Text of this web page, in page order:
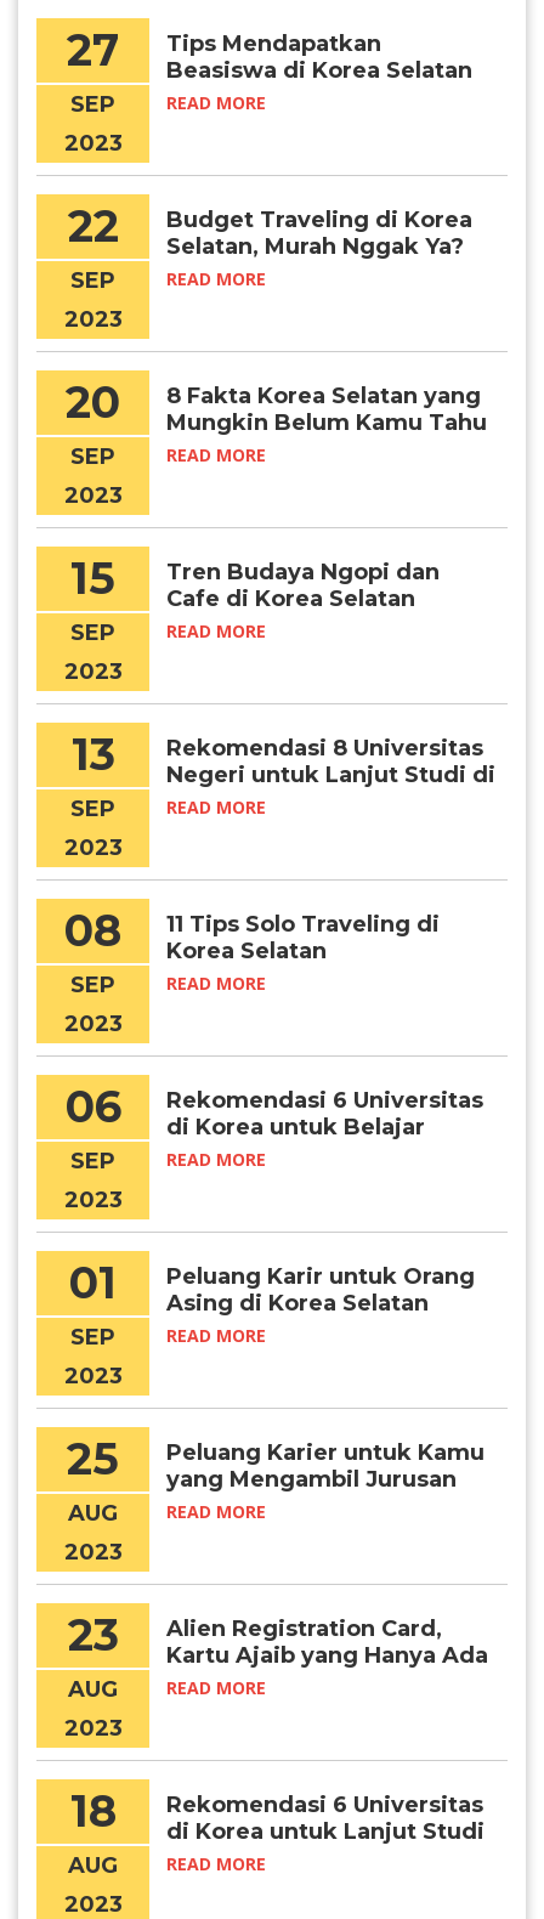
27
SEP
2023
Tips Mendapatkan
Beasiswa di Korea Selatan
Tahun 2024
READ MORE
22
SEP
2023
Budget Traveling di Korea
Selatan, Murah Nggak Ya?
READ MORE
20
SEP
2023
8 Fakta Korea Selatan yang
Mungkin Belum Kamu Tahu
READ MORE
15
SEP
2023
Tren Budaya Ngopi dan
Cafe di Korea Selatan
READ MORE
13
SEP
2023
Rekomendasi 8 Universitas
Negeri untuk Lanjut Studi di
Korea Selatan
READ MORE
08
SEP
2023
11 Tips Solo Traveling di
Korea Selatan
READ MORE
06
SEP
2023
Rekomendasi 6 Universitas
di Korea untuk Belajar
Matematika
READ MORE
01
SEP
2023
Peluang Karir untuk Orang
Asing di Korea Selatan
READ MORE
25
AUG
2023
Peluang Karier untuk Kamu
yang Mengambil Jurusan
Bahasa Korea
READ MORE
23
AUG
2023
Alien Registration Card,
Kartu Ajaib yang Hanya Ada
di Korea!
READ MORE
18
AUG
2023
Rekomendasi 6 Universitas
di Korea untuk Lanjut Studi
Psikologi
READ MORE